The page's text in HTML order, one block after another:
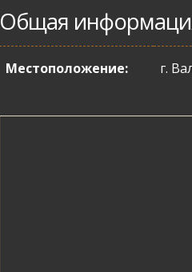
Общая
Местоположение: г.